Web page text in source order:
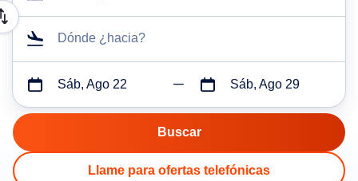
Dónde ¿hacia?
Sáb, Ago 22 Sáb, Ago 29
Llame para ofertas telefónicas